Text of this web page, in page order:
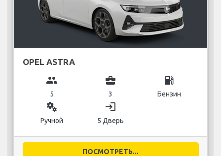
OPEL ASTRA
group
5
business_center
3
local_gas_station
Бензин
miscellaneous_services
Ручной
login
5 Дверь
ПОСМОТРЕТЬ...